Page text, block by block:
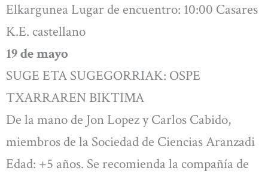
Elkargunea Lugar de encuentro: 10:00 Casares
K.E. castellano
19 de mayo
SUGE ETA SUGEGORRIAK: OSPE
TXARRAREN BIKTIMA
De la mano de Jon Lopez y Carlos Cabido,
miembros de la Sociedad de Ciencias Aranzadi
Edad: +5 años. Se recomienda la compañía de